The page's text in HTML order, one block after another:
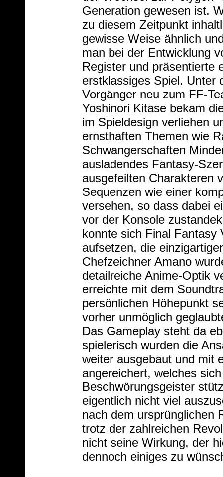
Generation gewesen ist.
zu diesem Zeitpunkt
gewisse Weise ähnlich
man bei der Entwicklung
Register und präsentierte
erstklassiges Spiel. Unter
Vorgänger neu zum FF-
Yoshinori Kitase bekam
im Spieldesign verliehen
ernsthaften Themen wie
Schwangerschaften
ausladendes Fantasy-
ausgefeilten Charakteren
Sequenzen wie einer
versehen, so dass dabei
vor der Konsole
konnte sich Final Fantasy
aufsetzen, die
Chefzeichner Amano
detailreiche Anime-Optik
erreichte mit dem
persönlichen Höhepunkt
vorher unmöglich
Das Gameplay steht da
spielerisch wurden die
weiter ausgebaut und mit
angereichert, welches
Beschwörungsgeister
eigentlich nicht viel
nach dem ursprünglichen
trotz der zahlreichen
nicht seine Wirkung, der
dennoch einiges zu